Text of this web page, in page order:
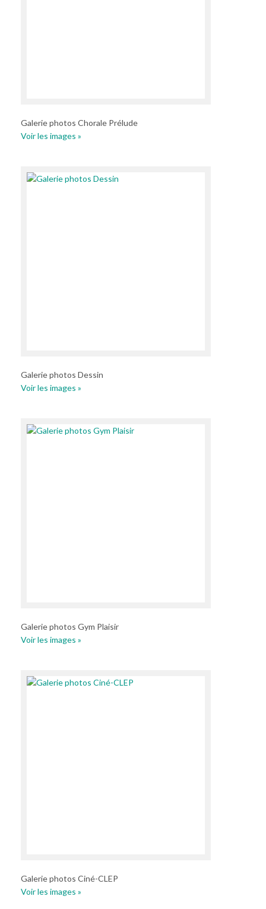
Galerie photos Chorale Prélude
Voir les images »
Galerie photos Dessin
Voir les images »
Galerie photos Gym Plaisir
Voir les images »
Galerie photos Ciné-CLEP
Voir les images »